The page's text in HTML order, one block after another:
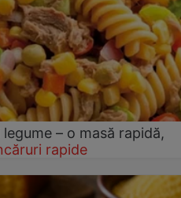
– o masă rapidă,
rapide